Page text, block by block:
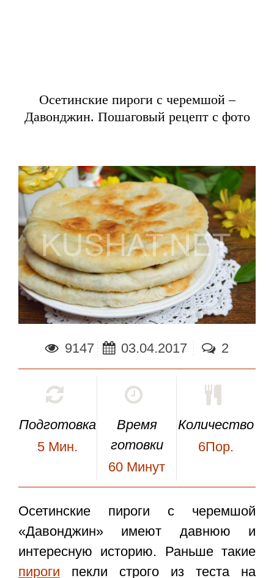
Осетинские пироги с черемшой –
Давонджин. Пошаговый рецепт с фото
9147 03.04.2017 2
Подготовка
5 Мин.
Время
готовки
60 Минут
Количество
6Пор.
Осетинские пироги с черемшой
«Давонджин» имеют давнюю и
интересную историю. Раньше такие
пироги пекли строго из теста на